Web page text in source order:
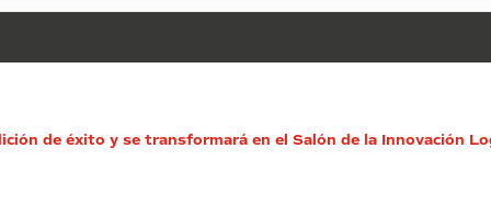
de éxito y se transformará en el Salón de la Innovación
Ayuntamiento